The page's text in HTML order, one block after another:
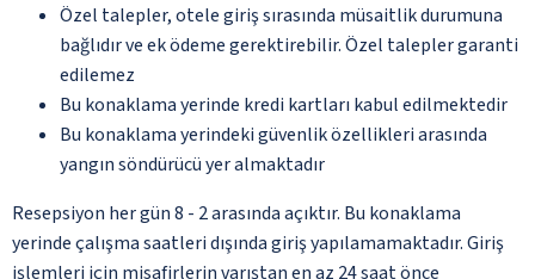
Özel talepler, otele giriş sırasında müsaitlik durumuna
bağlıdır ve ek ödeme gerektirebilir. Özel talepler garanti
edilemez
Bu konaklama yerinde kredi kartları kabul edilmektedir
Bu konaklama yerindeki güvenlik özellikleri arasında
yangın söndürücü yer almaktadır
Resepsiyon her gün 8 - 2 arasında açıktır. Bu konaklama
yerinde çalışma saatleri dışında giriş yapılamamaktadır. Giriş
işlemleri için misafirlerin varıştan en az 24 saat önce